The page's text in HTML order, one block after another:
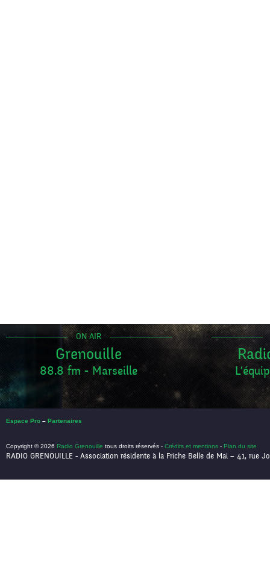
ON AIR
Grenouille
88.8 fm - Marseille
Espace Pro – Partenaires
Copyright © 2026 Radio Grenouille tous droits réservés - Crédits et mentions - Plan du site
RADIO GRENOUILLE - Association résidente à la Friche Belle de Mai – 41, rue